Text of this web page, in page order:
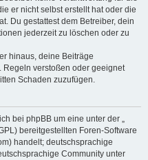
er nicht selbst erstellt hat oder die
Du gestattest dem Betreiber, dein
jederzeit zu löschen oder zu
hinaus, deine Beiträge
Regeln verstoßen oder geeignet
Schaden zuzufügen.
bei phpBB um eine unter der „
bereitgestellten Foren-Software
handelt; deutschsprachige
Community unter